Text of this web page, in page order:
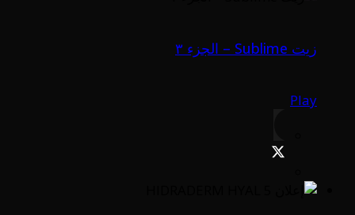
زيت Sublime – الجزء ٣
Play